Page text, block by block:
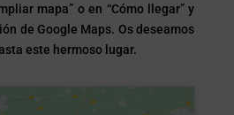
mapa” o en “Cómo llegar” y
de Google Maps. Os deseamos
este hermoso lugar.